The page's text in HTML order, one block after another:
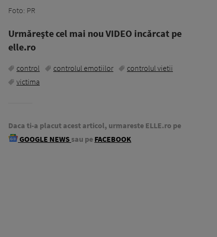
Foto: PR
Urmăreşte cel mai nou VIDEO incărcat pe
elle.ro
control controlul emotiilor
controlul vietii
victima
Daca ti-a placut acest articol, urmareste ELLE.ro pe
GOOGLE NEWS sau pe FACEBOOK